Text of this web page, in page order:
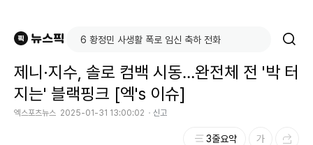
제니·지수, 솔로 컴백 시동…완전체 전 '박 터
지는' 블랙핑크 [엑's 이슈]
엑스포츠뉴스 2025-01-31 13:00:02 신고
3줄요약